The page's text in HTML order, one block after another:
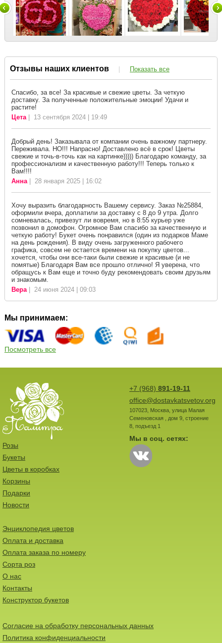
Отзывы наших клиентов | Показать все
Спасибо, за все! За красивые и свежие цветы. За четкую
доставку. За полученные положительные эмоции! Удачи и
растите!
Цета| 13 сентября 2024 | 19:49
Добрый день! Заказывала от компании очень важному партнеру.
Переживала. НО!!! Напрасно! Доставлено всё в срок! Цветы
свежие и точь-в-точь как на картинке))))) Благодарю команду, за
профессионализм и качественную работу!!! Теперь только к
Вам!!!!
Анна| 28 января 2025 | 16:02
Хочу выразить благодарность Вашему сервису. Заказ №25884,
оформили вчера, доплатили за доставку с 8 до 9 утра. Долго
сомневалась, привезут ли вовремя, но в 8:55 курьер уже
позвонил в домофон. Огромное Вам спасибо за качественную и
четкую работу! Букет очень понравился (один из подарков Маме
на день рождения). В виду очень загруженного рабочего
графика, совсем не остается времени на покупку цветов...
хочется, чтобы они все-таки были свежие и красивые (и не
помятые) Благодаря Вам все прошло отлично! Я уверена, что
обращусь к Вам еще и точно буду рекомендовать своим друзьям
и знакомым.
Вера| 24 июня 2024 | 09:03
Мы принимаем:
Посмотреть все
+7 (968) 891-19-11
office@dostavkatsvetov.org
107023, Москва, улица Малая
Семеновская , дом 9, строение
8, подъезд 1
Мы в соц. сетях:
Розы
Букеты
Цветы в коробках
Корзины
Подарки
Новости
Энциклопедия цветов
Оплата и доставка
Оплата заказа по номеру
Сорта роз
О нас
Контакты
Конструктор букетов
Согласие на обработку персональных данных
Политика конфиденциальности